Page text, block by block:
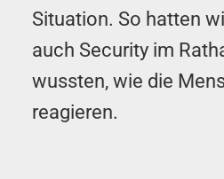
Situation. So hatten
auch Security im
wussten, wie die
reagieren.